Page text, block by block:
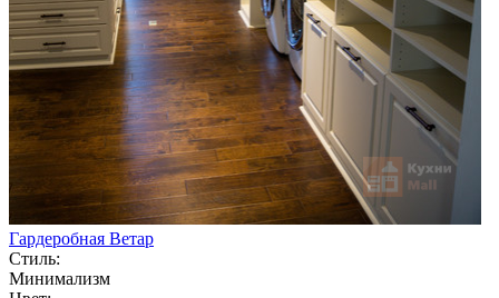
Гардеробная Ветар
Стиль:
Минимализм